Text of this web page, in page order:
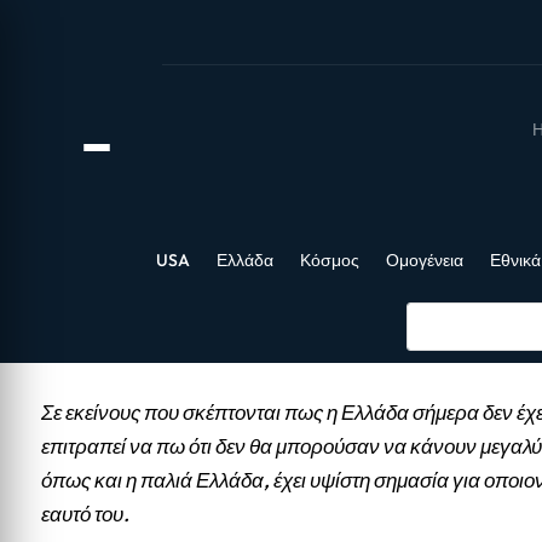
USA Ελλάδα Κόσμος Ομογένεια
Σε εκείνους που σκέπτονται πως η Ελλάδα σήμερα δεν
επιτραπεί να πω ότι δεν θα μπορούσαν να κάνουν
όπως και η παλιά Ελλάδα, έχει υψίστη σημασία για
εαυτό του.